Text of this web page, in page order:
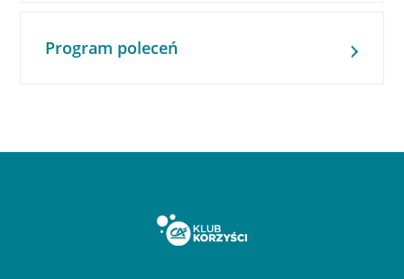
Program poleceń